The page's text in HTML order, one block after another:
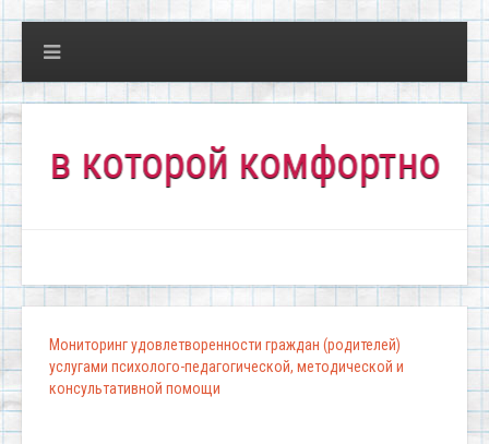
комфортно всем!"
Мониторинг удовлетворенности граждан (родителей)
услугами психолого-педагогической, методической и
консультативной помощи